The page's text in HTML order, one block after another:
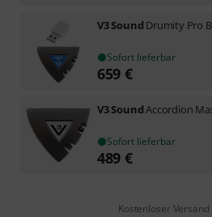
V3 Sound Drumity Pro
Sofort lieferbar
659 €
V3 SoundAccordion
Sofort lieferbar
489 €
Kostenloser Versand